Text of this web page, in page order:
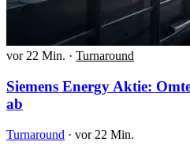
vor 22 Min. · Turnaround
Siemens Energy Aktie:
ab
Turnaround · vor 22 Min.